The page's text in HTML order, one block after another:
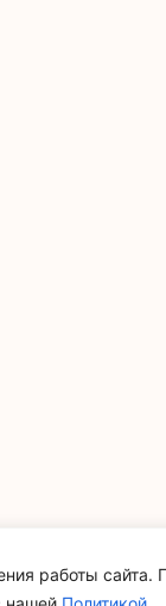
работы сайта.